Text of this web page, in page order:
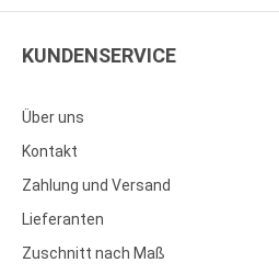
KUNDENSERVICE
Über uns
Kontakt
Zahlung und Versand
Lieferanten
Zuschnitt nach Maß